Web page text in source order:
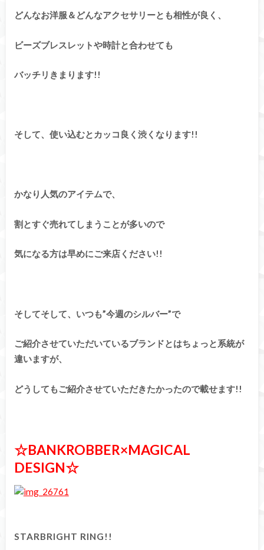
どんなお洋服＆どんなアクセサリーとも相性が良く、
ビーズブレスレットや時計と合わせても
バッチリきまります!!
そして、使い込むとカッコ良く渋くなります!!
かなり人気のアイテムで、
割とすぐ売れてしまうことが多いので
気になる方は早めにご来店ください!!
そしてそして、いつも”今週のシルバー”で
ご紹介させていただいているブランドとはちょっと系統が
違いますが、
どうしてもご紹介させていただきたかったので載せます!!
☆BANKROBBER×MAGICAL
DESIGN☆
STARBRIGHT RING!!